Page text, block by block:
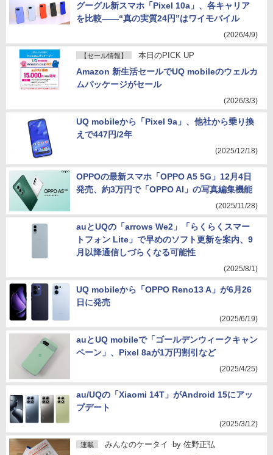
グーグル新スマホ「Pixel 10a」、各キャリア
を比較――“真の実質24円”はワイモバイル
(2026/4/9)
【セール情報】 本日のPICK UP
Amazon 新生活セールでUQ mobileのウェルカ
ムパッケージがセール
(2026/3/3)
UQ mobileから「Pixel 9a」、他社から乗り換
えで447円/2年
(2025/12/18)
OPPOの最新スマホ「OPPO A5 5G」12月4日
発売、約3万円で「OPPO AI」の写真編集機能
(2025/11/28)
auとUQの「arrows We2」「らくらくスマー
トフォン Lite」で早めのソフト更新を案内、9
月以降通信しづらくなる可能性
(2025/8/1)
UQ mobileから「OPPO Reno13 A」が6月26
日に発売
(2025/6/19)
auとUQ mobileで「ゴールデンウィークキャン
ペーン」、Pixel 8aが1万円割引など
(2025/4/25)
au/UQの「Xiaomi 14T」がAndroid 15にアッ
プデート
(2025/3/12)
連載 みんなのケータイ by 佐野正弘